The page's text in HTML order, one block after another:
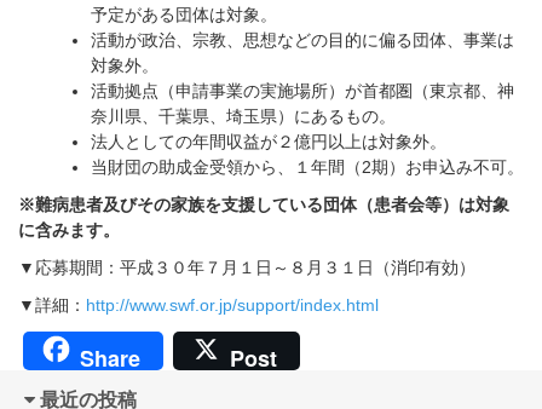
予定がある団体は対象。
活動が政治、宗教、思想などの目的に偏る団体、事業は
対象外。
活動拠点（申請事業の実施場所）が首都圏（東京都、神
奈川県、千葉県、埼玉県）にあるもの。
法人としての年間収益が２億円以上は対象外。
当財団の助成金受領から、１年間（2期）お申込み不可。
※難病患者及びその家族を支援している団体（患者会等）は対象
に含みます。
▼応募期間：平成３０年７月１日～８月３１日（消印有効）
▼詳細： http://www.swf.or.jp/support/index.html
Share Post
最近の投稿